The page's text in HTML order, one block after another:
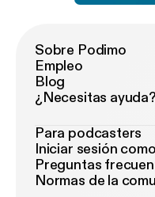
Sobre Podimo
Empleo
Blog
¿Necesitas ayuda?
Para podcasters
Iniciar sesión
Preguntas
Normas de la